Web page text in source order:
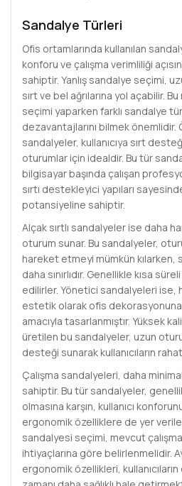
Sandalye Türleri
Ofis ortamlarında kullanılan
konforu ve çalışma verimliliği
sahiptir. Yanlış sandalye seçimi,
sırt ve bel ağrılarına yol açabilir.
seçimi yaparken farklı sandalye
dezavantajlarını bilmek önemlidir.
sandalyeler, kullanıcıya sırt
oturumlar için idealdir. Bu tür
bilgisayar başında çalışan
sırtı destekleyici yapıları
potansiyeline sahiptir.
Alçak sırtlı sandalyeler ise daha
oturum sunar. Bu sandalyeler,
hareket etmeyi mümkün kılarken,
daha sınırlıdır. Genellikle kısa
edilirler. Yönetici sandalyeleri ise,
estetik olarak ofis dekorasyonuna
amacıyla tasarlanmıştır. Yüksek
üretilen bu sandalyeler, uzun
desteği sunarak kullanıcıların
Çalışma sandalyeleri, daha
sahiptir. Bu tür sandalyeler,
olmasına karşın, kullanıcı
ergonomik özelliklere de yer
sandalyesi seçimi, mevcut çalışma
ihtiyaçlarına göre belirlenmelidir.
ergonomik özellikleri,